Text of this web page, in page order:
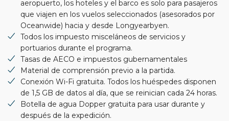
aeropuerto, los hoteles y el barco es solo para pasajeros
que viajen en los vuelos seleccionados (asesorados por
Oceanwide) hacia y desde Longyearbyen.
Todos los impuesto misceláneos de servicios y
portuarios durante el programa.
Tasas de AECO e impuestos gubernamentales
Material de comprensión previo a la partida.
Conexión Wi-Fi gratuita. Todos los huéspedes disponen
de 1,5 GB de datos al día, que se reinician cada 24 horas.
Botella de agua Dopper gratuita para usar durante y
después de la expedición.